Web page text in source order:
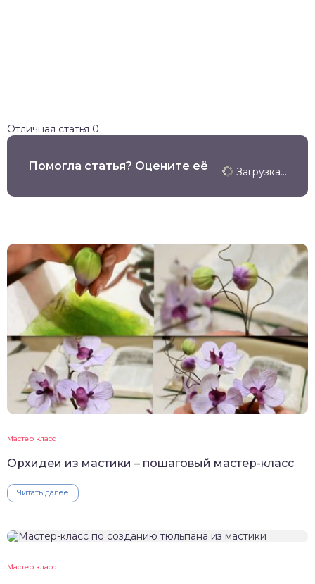
Отличная статья 0
Помогла статья? Оцените её Загрузка...
Мастер класс
Орхидеи из мастики – пошаговый мастер-класс
Читать далее
Мастер класс